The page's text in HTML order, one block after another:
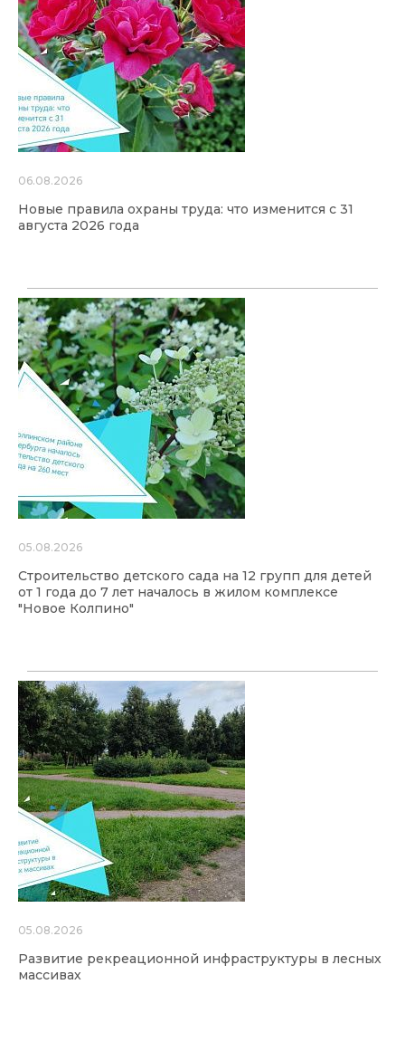
06.08.2026
Новые правила охраны труда: что изменится с 31
августа 2026 года
05.08.2026
Строительство детского сада на 12 групп для детей
от 1 года до 7 лет началось в жилом комплексе
"Новое Колпино"
05.08.2026
Развитие рекреационной инфраструктуры в лесных
массивах